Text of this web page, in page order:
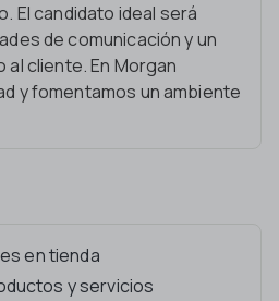
El candidato ideal será
de comunicación y un
cliente. En Morgan
y fomentamos un ambiente
en tienda
y servicios